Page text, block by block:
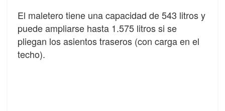
El maletero tiene una capacidad de 543 litros y
puede ampliarse hasta 1.575 litros si se
pliegan los asientos traseros (con carga en el
techo).